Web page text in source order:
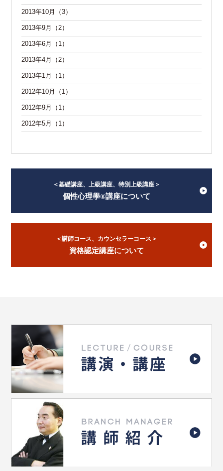
2013年10月（3）
2013年9月（2）
2013年6月（1）
2013年4月（2）
2013年1月（1）
2012年10月（1）
2012年9月（1）
2012年5月（1）
＜基礎講座、上級講座、特別上級講座＞
個性心理學®講座について
＜講師コース、カウンセラーコース＞
資格認定講座について